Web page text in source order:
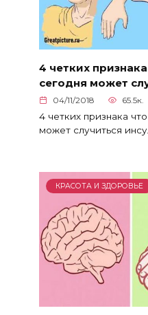
4 четких
сегодня может
04/11/2018 65.5к.
4 четких признака
может случиться
КРАСОТА И ЗДОРОВЬЕ